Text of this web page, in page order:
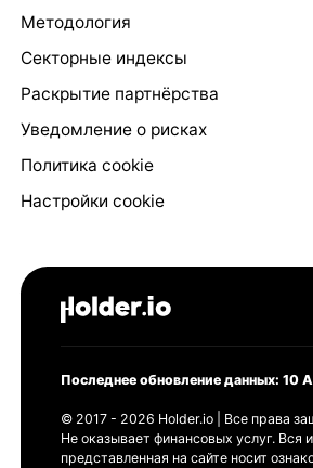
Методология
Секторные индексы
Раскрытие партнёрства
Уведомление о рисках
Политика cookie
Настройки cookie
Последнее обновление данных: 10
© 2017 - 2026 Holder.io | Все права
Не оказывает финансовых услуг. Вся
представленная на сайте носит